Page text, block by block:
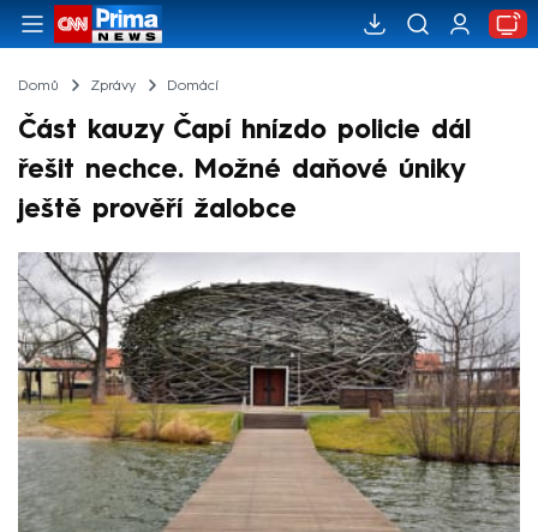
Domů Zprávy Domácí
Část kauzy Čapí hnízdo policie dál
řešit nechce. Možné daňové úniky
ještě prověří žalobce